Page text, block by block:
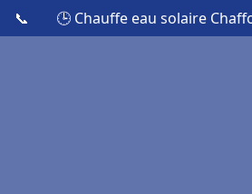
📞 🕒 Chauffe eau solaire